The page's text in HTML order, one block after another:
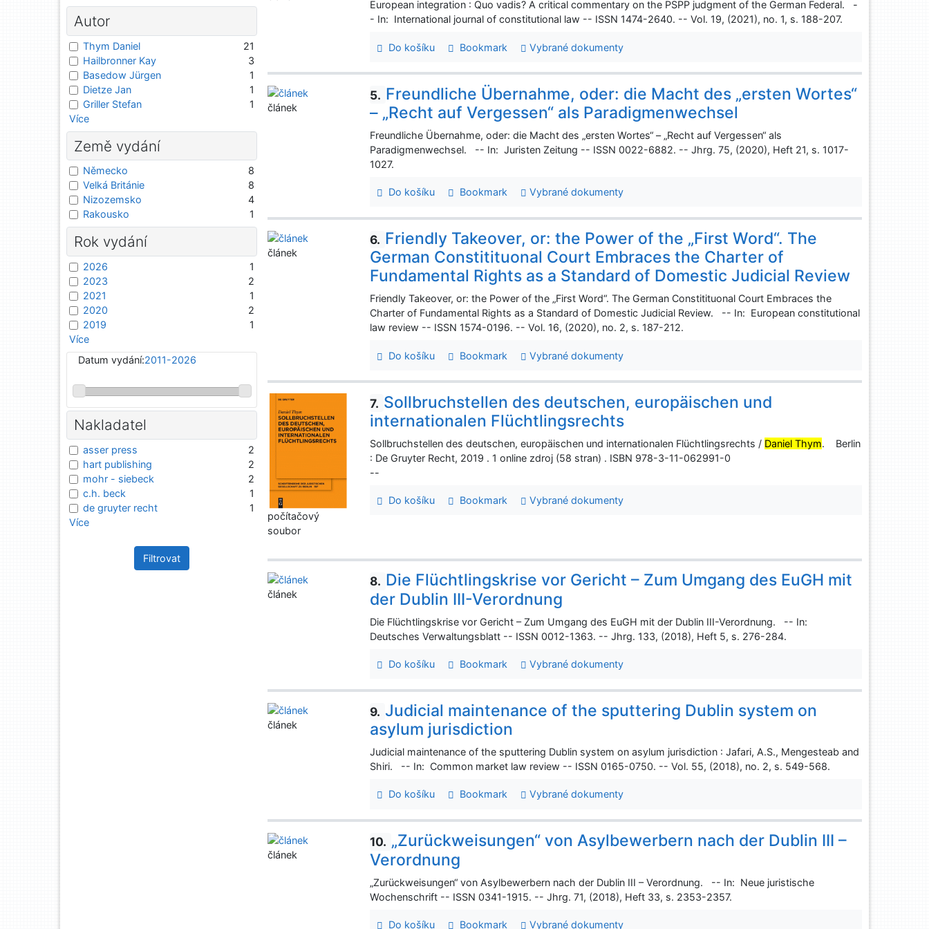
European integration : Quo vadis? A critical commentary on the PSPP judgment of the German Federal. -
- In: International journal of constitutional law -- ISSN 1474-2640. -- Vol. 19, (2021), no. 1, s. 188-207.
Do košíku Bookmark Vybrané dokumenty
5. Freundliche Übernahme, oder: die Macht des „ersten Wortes“
– „Recht auf Vergessen“ als Paradigmenwechsel
Freundliche Übernahme, oder: die Macht des „ersten Wortes“ – „Recht auf Vergessen“ als
Paradigmenwechsel. -- In: Juristen Zeitung -- ISSN 0022-6882. -- Jhrg. 75, (2020), Heft 21, s. 1017-
1027.
Do košíku Bookmark Vybrané dokumenty
článek
6. Friendly Takeover, or: the Power of the „First Word“. The
German Constitituonal Court Embraces the Charter of
Fundamental Rights as a Standard of Domestic Judicial Review
Friendly Takeover, or: the Power of the „First Word“. The German Constitituonal Court Embraces the
Charter of Fundamental Rights as a Standard of Domestic Judicial Review. -- In: European constitutional
law review -- ISSN 1574-0196. -- Vol. 16, (2020), no. 2, s. 187-212.
Do košíku Bookmark Vybrané dokumenty
článek
7. Sollbruchstellen des deutschen, europäischen und
internationalen Flüchtlingsrechts
Sollbruchstellen des deutschen, europäischen und internationalen Flüchtlingsrechts / Daniel Thym. Berlin
: De Gruyter Recht, 2019 . 1 online zdroj (58 stran) . ISBN 978-3-11-062991-0
--
Do košíku Bookmark
Vybrané dokumenty
počítačový
soubor
8. Die Flüchtlingskrise vor Gericht – Zum Umgang des EuGH mit
der Dublin III-Verordnung
Die Flüchtlingskrise vor Gericht – Zum Umgang des EuGH mit der Dublin III-Verordnung. -- In:
Deutsches Verwaltungsblatt -- ISSN 0012-1363. -- Jhrg. 133, (2018), Heft 5, s. 276-284.
Do košíku Bookmark Vybrané dokumenty
článek
9. Judicial maintenance of the sputtering Dublin system on
asylum jurisdiction
Judicial maintenance of the sputtering Dublin system on asylum jurisdiction : Jafari, A.S., Mengesteab and
Shiri. -- In: Common market law review -- ISSN 0165-0750. -- Vol. 55, (2018), no. 2, s. 549-568.
Do košíku Bookmark Vybrané dokumenty
článek
10. „Zurückweisungen“ von Asylbewerbern nach der Dublin III –
Verordnung
„Zurückweisungen“ von Asylbewerbern nach der Dublin III – Verordnung. -- In: Neue juristische
Wochenschrift -- ISSN 0341-1915. -- Jhrg. 71, (2018), Heft 33, s. 2353-2357.
Do košíku Bookmark Vybrané dokumenty
článek
Autor
Thym Daniel
21
Hailbronner Kay
3
Basedow Jürgen
1
Dietze Jan
1
Griller Stefan
1
Více
Země vydání
Německo
8
Velká Británie
8
Nizozemsko
4
Rakousko
1
Rok vydání
2026
1
2023
2
2021
1
2020
2
2019
1
Více
Datum vydání:2011-2026
Nakladatel
asser press
2
hart publishing
2
mohr - siebeck
2
c.h. beck
1
de gruyter recht
1
Více
Filtrovat